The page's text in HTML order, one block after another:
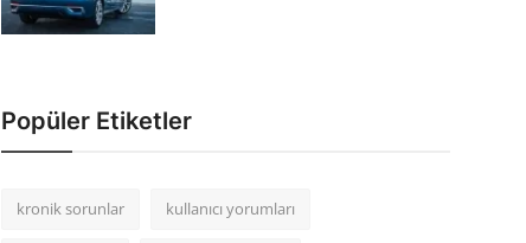
Popüler Etiketler
kronik sorunlar kullanıcı yorumları